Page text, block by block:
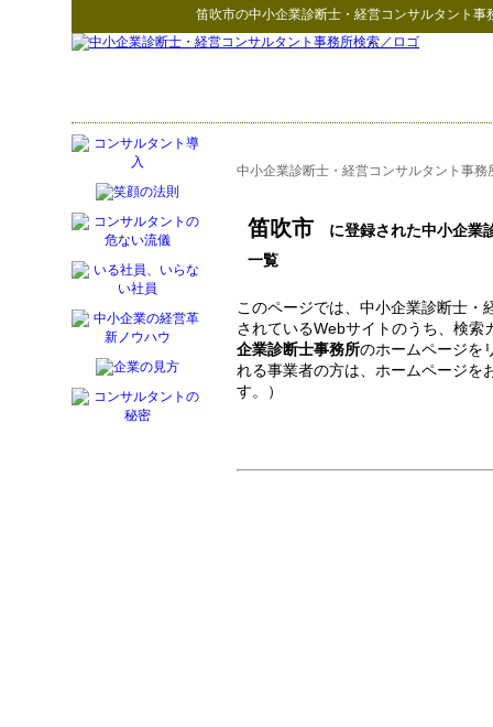
笛吹市の中小企業診断士・経営コンサルタント事
中小企業診断士・経営コンサルタント事務
笛吹市 に登録された中小企業
一覧
このページでは、中小企業診断士・
されているWebサイトのうち、検索
企業診断士事務所のホームページを
れる事業者の方は、ホームページを
す。）